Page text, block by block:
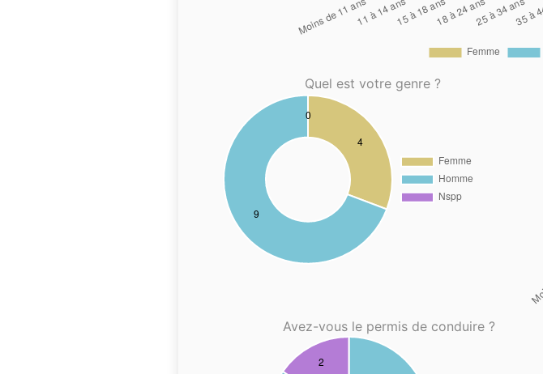
Quel est votre genre ?
Avez-vous le permis de conduire ?